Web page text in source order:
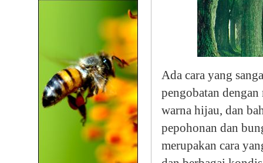
Ada cara yang
pengobatan
warna hijau, dan
pepohonan dan
merupakan cara